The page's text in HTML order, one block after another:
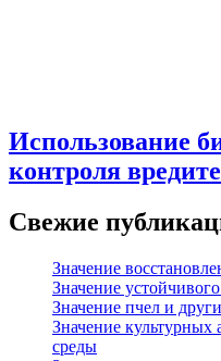
Использование
контроля
Свежие
Значение
Значение
Значение пчел и
Значение
среды